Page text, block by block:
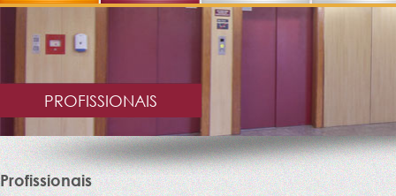
PROFISSIONAIS
Profissionais